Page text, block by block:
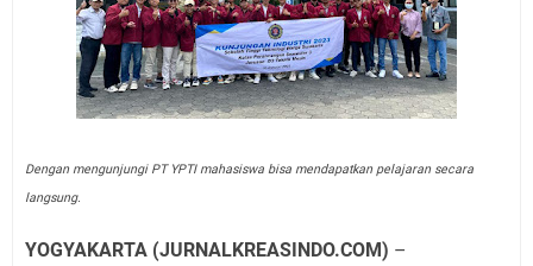
Dengan mengunjungi PT YPTI mahasiswa bisa mendapatkan pelajaran secara
langsung.
YOGYAKARTA (JURNALKREASINDO.COM) –